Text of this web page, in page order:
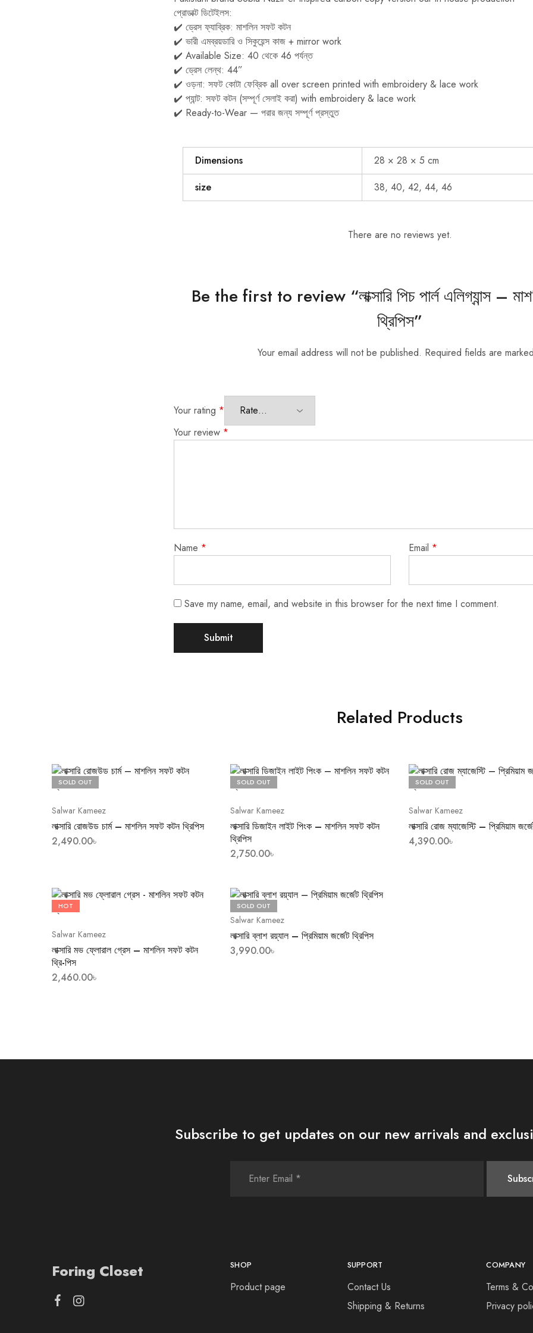
প্রোডাক্ট ডিটেইলস:
✔️ ড্রেস ফ্যাব্রিক: মাশলিন সফট কটন
✔️ ভারী এমব্রয়ডারি ও সিকুয়েন্স কাজ + mirror work
✔️ Available Size: 40 থেকে 46 পর্যন্ত
✔️ ড্রেস লেন্থ: 44”
✔️ ওড়না: সফট কোটা ফেব্রিক all over screen printed with embroidery & lace work
✔️ প্যান্ট: সফট কটন (সম্পূর্ণ সেলাই করা) with embroidery & lace work
✔️ Ready-to-Wear — পরার জন্য সম্পূর্ণ প্রস্তুত
Dimensions
28 × 28 × 5 cm
size
38, 40, 42, 44, 46
There are no reviews yet.
Be the first to review “লাক্সারি পিচ পার্ল এলিগ্যান্স –
থ্রিপিস”
Your email address will not be published. Required fields are
Your rating *
Your review *
Name * Email *
Save my name, email, and website in this browser for the next time I comment.
Related Products
SOLD OUT
Salwar Kameez
লাক্সারি রোজউড চার্ম – মাশলিন সফট কটন থ্রিপিস
2,490.00৳
SOLD OUT
Salwar Kameez
লাক্সারি ডিজাইন লাইট পিংক – মাশলিন সফট কটন
থ্রিপিস
2,750.00৳
SOLD OUT
Salwar Kameez
লাক্সারি রোজ ম্যাজেস্টি – প্রিমিয়াম
4,390.00৳
HOT
Salwar Kameez
লাক্সারি মভ ফ্লোরাল গ্রেস – মাশলিন সফট কটন
থ্রি-পিস
2,460.00৳
SOLD OUT
Salwar Kameez
লাক্সারি ব্লাশ রয়্যাল – প্রিমিয়াম জর্জেট থ্রিপিস
3,990.00৳
Subscribe to get updates on our new arrivals and
Foring Closet SHOP
Product page
SUPPORT
Contact Us
Shipping & Returns
COMPANY
Terms &
Privacy